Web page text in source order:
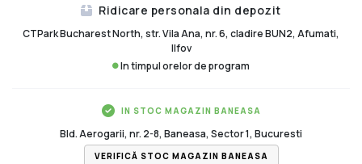
Ridicare personala din depozit
CTPark Bucharest North, str. Vila Ana, nr. 6, cladire BUN2, Afumati,
Ilfov
In timpul orelor de program
IN STOC MAGAZIN BANEASA
Bld. Aerogarii, nr. 2-8, Baneasa, Sector 1, Bucuresti
VERIFICĂ STOC MAGAZIN BANEASA